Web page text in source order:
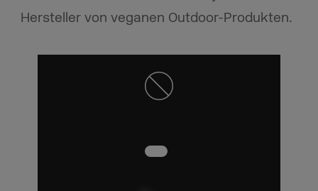
Hersteller von veganen Outdoor-Produkten.